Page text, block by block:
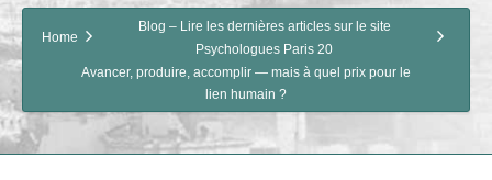
Home
Blog – Lire les dernières articles sur le site
Psychologues Paris 20
Avancer, produire, accomplir — mais à quel prix pour le
lien humain ?